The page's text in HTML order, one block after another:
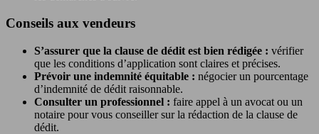
Conseils aux vendeurs
S’assurer que la clause de dédit est bien rédigée : vérifier
que les conditions d’application sont claires et précises.
Prévoir une indemnité équitable : négocier un pourcentage
d’indemnité de dédit raisonnable.
Consulter un professionnel : faire appel à un avocat ou un
notaire pour vous conseiller sur la rédaction de la clause de
dédit.